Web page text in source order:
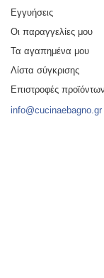
Εγγυήσεις
Οι παραγγελίες μου
Τα αγαπημένα μου
Λίστα σύγκρισης
Επιστροφές προϊόντων
info@cucinaebagno.gr